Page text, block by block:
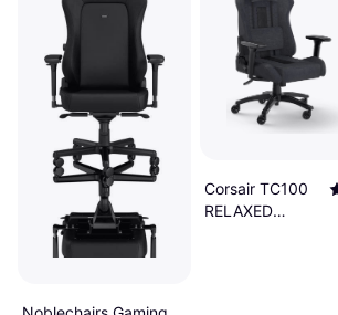
Corsair TC100
RELAXED